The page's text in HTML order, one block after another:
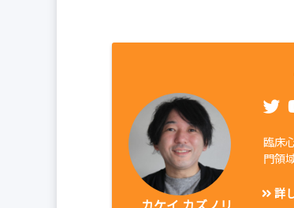
臨床
門領
詳